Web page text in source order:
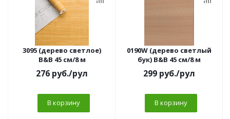
3095 (дерево светлое)
B&B 45 см/8 м
276 руб./рул
В корзину
0190W (дерево светлый
бук) B&B 45 см/8 м
299 руб./рул
В корзину